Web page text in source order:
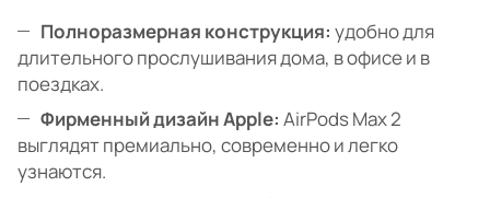
Полноразмерная конструкция: удобно для
длительного прослушивания дома, в офисе и в
поездках.
Фирменный дизайн Apple: AirPods Max 2
выглядят премиально, современно и легко
узнаются.